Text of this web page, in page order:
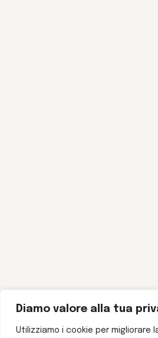
Diamo valore alla tua
Utilizziamo i cookie per migliorare